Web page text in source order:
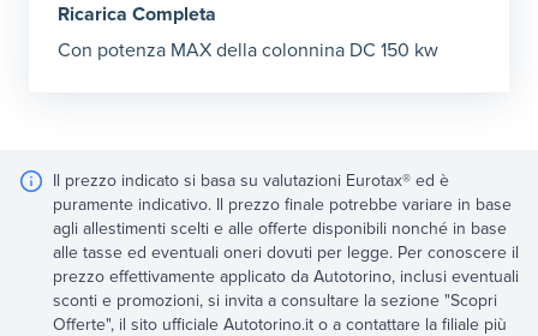
Ricarica Completa
Con potenza MAX della colonnina DC 150 kw
Il prezzo indicato si basa su valutazioni Eurotax® ed è
puramente indicativo. Il prezzo finale potrebbe variare in base
agli allestimenti scelti e alle offerte disponibili nonché in base
alle tasse ed eventuali oneri dovuti per legge. Per conoscere il
prezzo effettivamente applicato da Autotorino, inclusi eventuali
sconti e promozioni, si invita a consultare la sezione "Scopri
Offerte", il sito ufficiale Autotorino.it o a contattare la filiale più